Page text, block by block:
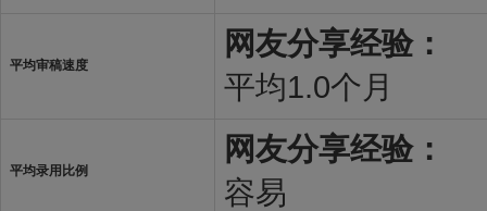
平均审稿速度
网友分享经验：
平均1.0个月
平均录用比例
网友分享经验：
容易